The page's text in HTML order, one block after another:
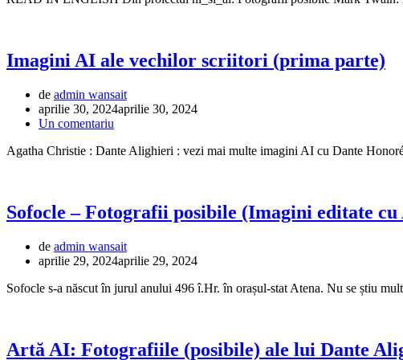
Imagini AI ale vechilor scriitori (prima parte)
de admin wansait
aprilie 30, 2024aprilie 30, 2024
Un comentariu
Agatha Christie : Dante Alighieri : vezi mai multe imagini AI cu Dante
Sofocle – Fotografii posibile (Imagini editate cu
de admin wansait
aprilie 29, 2024aprilie 29, 2024
Sofocle s-a născut în jurul anului 496 î.Hr. în orașul-stat Atena. Nu se știu
Artă AI: Fotografiile (posibile) ale lui Dante